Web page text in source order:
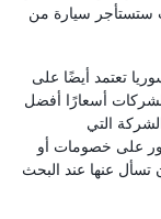
ستستأجر سيارة من
تعتمد أيضًا على
أسعارًا أفضل
التي
على خصومات أو
عنها عند البحث